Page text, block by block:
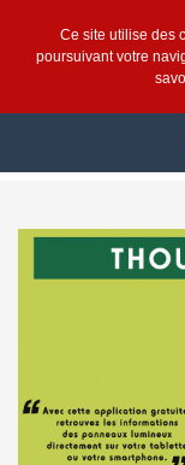
Ce site utilise des
poursuivant votre